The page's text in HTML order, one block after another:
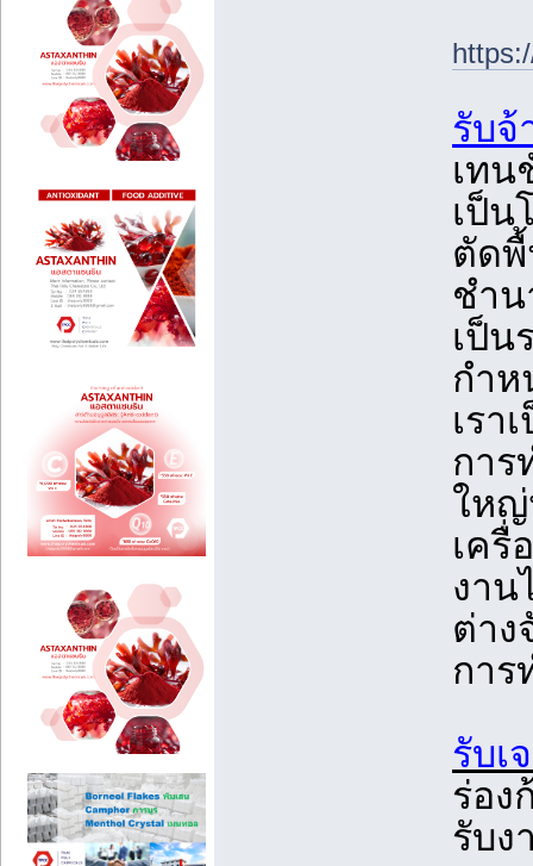
รับจ้
เทน
เป็น
ตัดพื้
ชำ
เป็น
กำ
เรา
การ
ใหญ่
เครื่
งาน
ต่าง
การ
รับเ
ร่อง
รับง